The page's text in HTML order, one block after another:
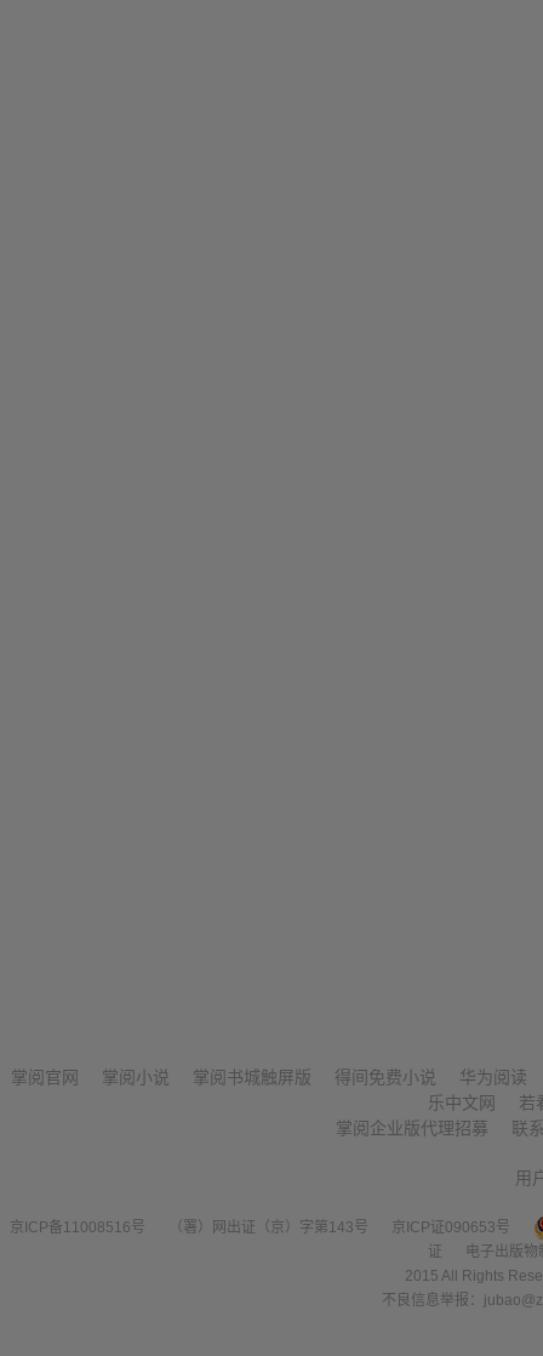
掌阅官网 掌阅小说 掌阅书城触屏版 得间免费小说
华为阅读
乐中文网
若
掌阅企业版代理招募
联
用
京ICP备11008516号 （署）网出证（京）字第143号
京ICP证090653号
证
电子出版
2015 All Rights
不良信息举报：